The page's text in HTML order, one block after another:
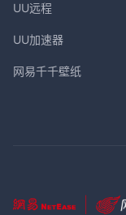
UU远程
UU加速器
网易千千壁纸